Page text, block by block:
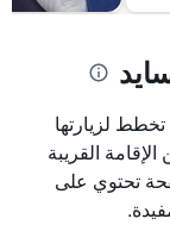
لزيارتها
القريبة
تحتوي على